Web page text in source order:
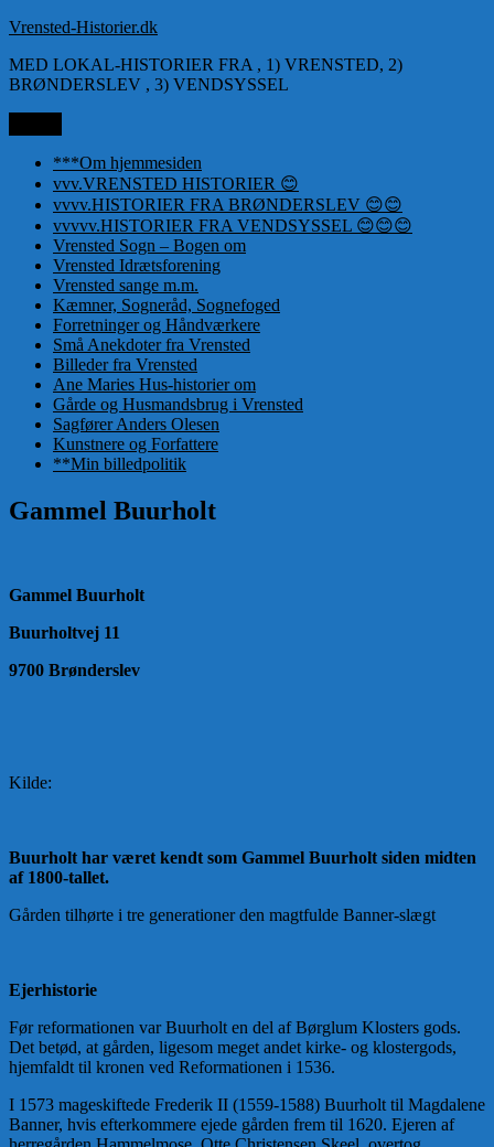
Videre
indhold
Vrensted-Historier.dk
MED LOKAL-HISTORIER FRA , 1) VRENSTED, 2)
BRØNDERSLEV , 3) VENDSYSSEL
***Om hjemmesiden
vvv.VRENSTED HISTORIER 😊
vvvv.HISTORIER FRA BRØNDERSLEV 😊😊
vvvvv.HISTORIER FRA VENDSYSSEL 😊😊😊
Vrensted Sogn – Bogen om
Vrensted Idrætsforening
Vrensted sange m.m.
Kæmner, Sogneråd, Sognefoged
Forretninger og Håndværkere
Små Anekdoter fra Vrensted
Billeder fra Vrensted
Ane Maries Hus-historier om
Gårde og Husmandsbrug i Vrensted
Sagfører Anders Olesen
Kunstnere og Forfattere
**Min billedpolitik
Gammel Buurholt
Gammel Buurholt
Buurholtvej 11
9700 Brønderslev
Kilde:
Buurholt har været kendt som Gammel Buurholt siden midten
af 1800-tallet.
Gården tilhørte i tre generationer den magtfulde Banner-slægt
Ejerhistorie
Før reformationen var Buurholt en del af Børglum Klosters gods.
Det betød, at gården, ligesom meget andet kirke- og klostergods,
hjemfaldt til kronen ved Reformationen i 1536.
I 1573 mageskiftede Frederik II (1559-1588) Buurholt til Magdalene
Banner, hvis efterkommere ejede gården frem til 1620. Ejeren af